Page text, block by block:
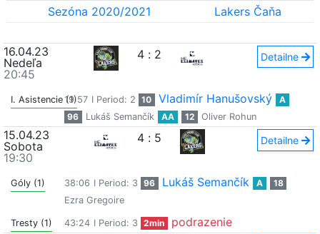
Sezóna 2020/2021
Lakers Čaňa
16.04.23
Nedeľa
20:45
4 : 2 Detailne
I. Asistencie (1)19:57 I Period: 2 10 Vladimír Hanušovský
A
96
Lukáš Semančík AA 12 Oliver Rohun
15.04.23
Sobota
19:30
4 : 5 Detailne
Góly (1) 38:06 I Period: 3 96 Lukáš Semančík A
18
Ezra Gregoire
Tresty (1) 43:24 I Period: 3 2min
podrazenie